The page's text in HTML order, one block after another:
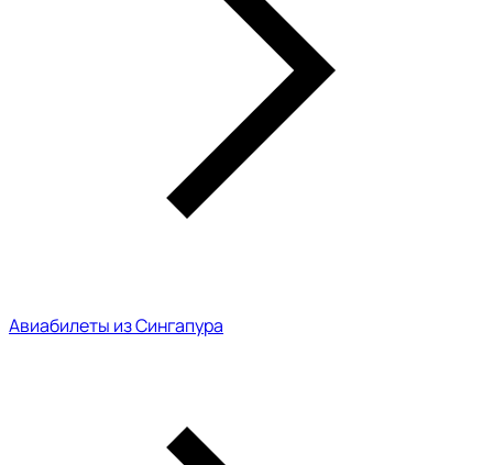
Авиабилеты из Сингапура